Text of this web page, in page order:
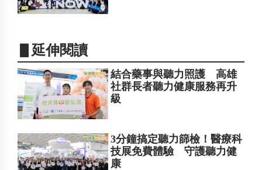
▋延伸閱讀
結合藥事與聽力照護 高雄
社群長者聽力健康服務再升
級
3分鐘搞定聽力篩檢！醫療科
技展免費體驗 守護聽力健
康